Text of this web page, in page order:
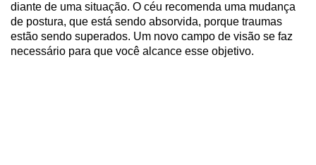
diante de uma situação. O céu recomenda uma mudança
de postura, que está sendo absorvida, porque traumas
estão sendo superados. Um novo campo de visão se faz
necessário para que você alcance esse objetivo.